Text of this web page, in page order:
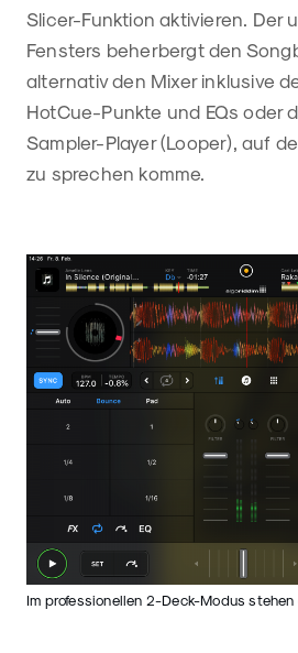
Slicer-Funktion aktivieren. Der
Fensters beherbergt den
alternativ den Mixer inklusive
HotCue-Punkte und EQs oder
Sampler-Player (Looper), auf
zu sprechen komme.
Im professionellen 2-Deck-Modus